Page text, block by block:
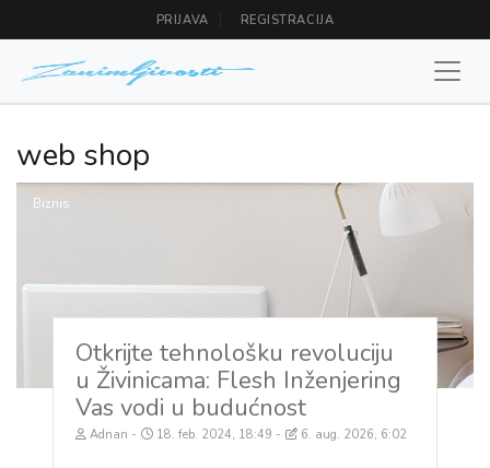
PRIJAVA REGISTRACIJA
web shop
Biznis
Otkrijte tehnološku revoluciju
u Živinicama: Flesh Inženjering
Vas vodi u budućnost
Adnan 18. feb. 2024, 18:49 6. aug. 2026, 6:02